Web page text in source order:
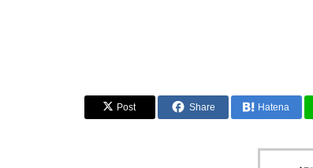
Post Share Hatena